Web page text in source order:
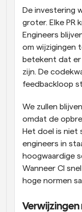
De investering
groter. Elke PR
Engineers
om wijzigingen
betekent dat
zijn. De
feedbackloop
We zullen
omdat de
Het doel is niet
engineers in
hoogwaardige
Wanneer CI
hoge normen
Verwijzingen